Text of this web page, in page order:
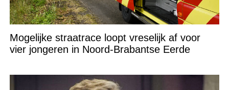
Mogelijke straatrace loopt vreselijk af voor
vier jongeren in Noord-Brabantse Eerde